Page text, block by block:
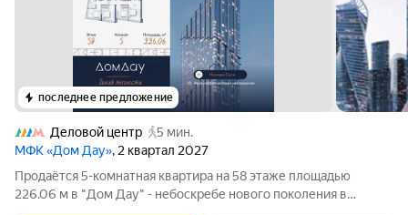
последнее предложение
Деловой центр
5 мин.
МФК «Дом Дау», 2 квартал 2027
Прoдаётся 5-кoмнaтнaя квартира на 58 этаже площадью
226.06 м в "Дом Дау" - небоскребе нового поколения в